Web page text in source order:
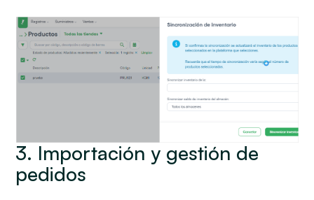
3. Importación y gestión de
pedidos